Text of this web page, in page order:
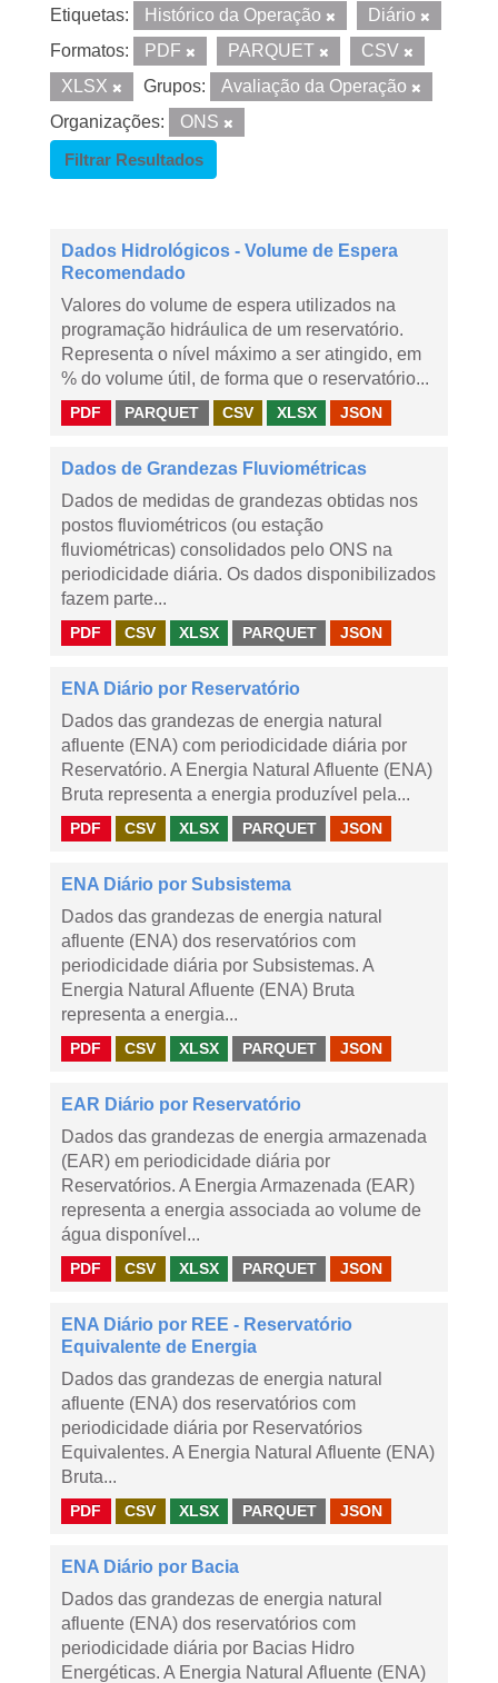
Etiquetas: Histórico da Operação
Diário
Formatos:
PDF PARQUET
CSV
XLSX
Grupos:
Avaliação da Operação
Organizações:
ONS
Filtrar Resultados
Dados Hidrológicos - Volume de Espera
Recomendado
Valores do volume de espera utilizados na
programação hidráulica de um reservatório.
Representa o nível máximo a ser atingido, em
% do volume útil, de forma que o reservatório...
PDF PARQUET CSV XLSX JSON
Dados de Grandezas Fluviométricas
Dados de medidas de grandezas obtidas nos
postos fluviométricos (ou estação
fluviométricas) consolidados pelo ONS na
periodicidade diária. Os dados disponibilizados
fazem parte...
PDF CSV XLSX PARQUET JSON
ENA Diário por Reservatório
Dados das grandezas de energia natural
afluente (ENA) com periodicidade diária por
Reservatório. A Energia Natural Afluente (ENA)
Bruta representa a energia produzível pela...
PDF CSV XLSX PARQUET JSON
ENA Diário por Subsistema
Dados das grandezas de energia natural
afluente (ENA) dos reservatórios com
periodicidade diária por Subsistemas. A
Energia Natural Afluente (ENA) Bruta
representa a energia...
PDF CSV XLSX PARQUET JSON
EAR Diário por Reservatório
Dados das grandezas de energia armazenada
(EAR) em periodicidade diária por
Reservatórios. A Energia Armazenada (EAR)
representa a energia associada ao volume de
água disponível...
PDF CSV XLSX PARQUET JSON
ENA Diário por REE - Reservatório
Equivalente de Energia
Dados das grandezas de energia natural
afluente (ENA) dos reservatórios com
periodicidade diária por Reservatórios
Equivalentes. A Energia Natural Afluente (ENA)
Bruta...
PDF CSV XLSX PARQUET JSON
ENA Diário por Bacia
Dados das grandezas de energia natural
afluente (ENA) dos reservatórios com
periodicidade diária por Bacias Hidro
Energéticas. A Energia Natural Afluente (ENA)